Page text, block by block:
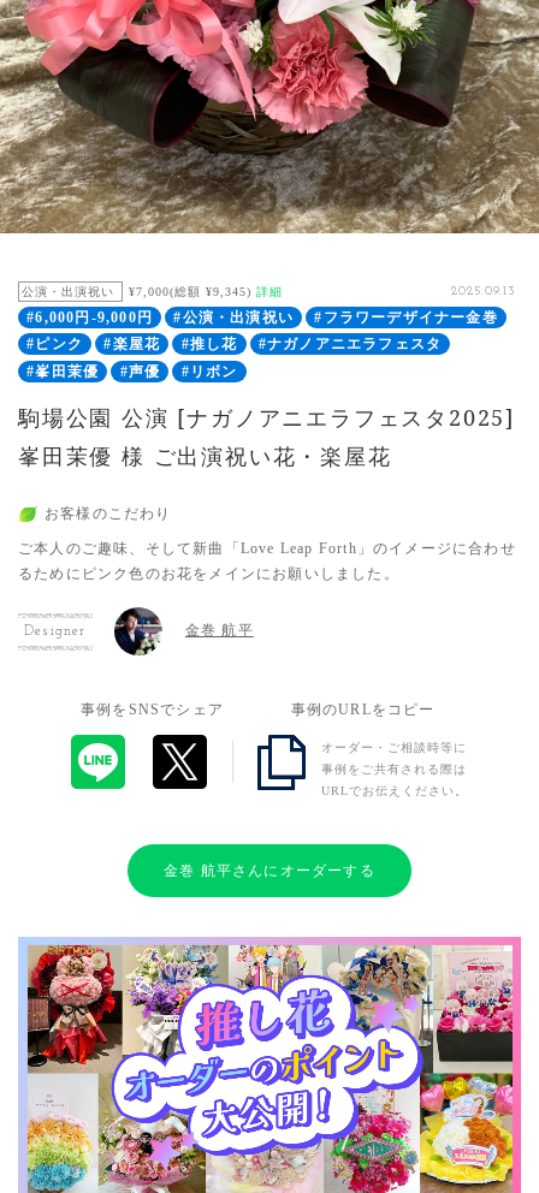
公演・出演祝い ¥7,000(総額 ¥9,345) 詳細 2025.09.13
#6,000円-9,000円 #公演・出演祝い
#フラワーデザイナー金巻
#ピンク
#楽屋花 #推し花
#ナガノアニエラフェスタ
#峯田茉優
#声優 #リボン
駒場公園 公演 [ナガノアニエラフェスタ2025]
峯田茉優 様 ご出演祝い花・楽屋花
お客様のこだわり
ご本人のご趣味、そして新曲「Love Leap Forth」のイメージに合わせ
るためにピンク色のお花をメインにお願いしました。
Designer 金巻 航平
事例をSNSでシェア 事例のURLをコピー
オーダー・ご相談時等に
事例をご共有される際は
URLでお伝えください。
金巻 航平さんにオーダーする